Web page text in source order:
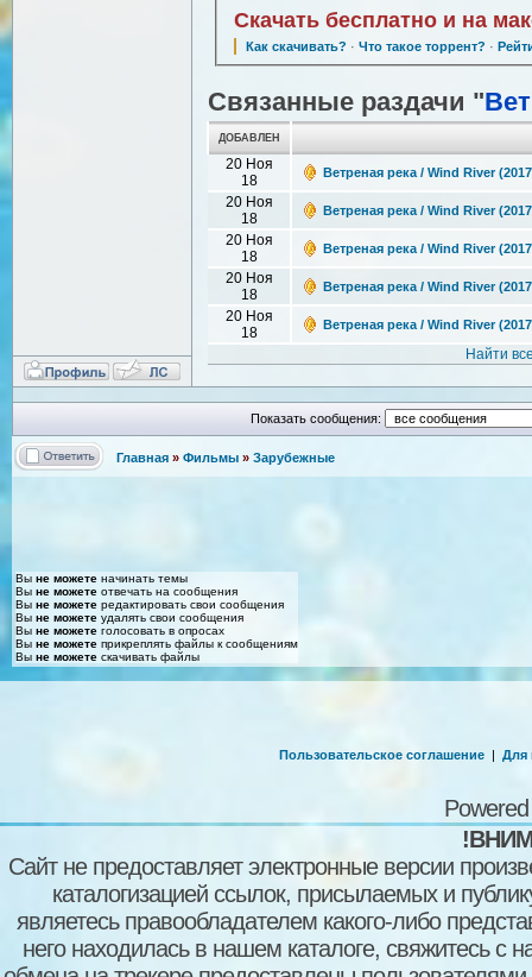
Скачать бесплатно и на
Как скачивать? · Что такое торрент? ·
Связанные раздачи "
ДОБАВЛЕН
20 Ноя
18
Ветреная река / Wind River
20 Ноя
18
Ветреная река / Wind River
20 Ноя
18
Ветреная река / Wind River
20 Ноя
18
Ветреная река / Wind River
20 Ноя
18
Ветреная река / Wind River
Найти
Показать сообщения:
Главная » Фильмы » Зарубежные
Вы не можете начинать темы
Вы не можете отвечать на сообщения
Вы не можете редактировать свои сообщения
Вы не можете удалять свои сообщения
Вы не можете голосовать в опросах
Вы не можете прикреплять файлы к сообщениям
Вы не можете скачивать файлы
Пользовательское соглашение | Для
Сайт не предоставляет электронные версии
каталогизацией ссылок, присылаемых и
являетесь правообладателем какого-либо
него находилась в нашем каталоге, свяжитесь